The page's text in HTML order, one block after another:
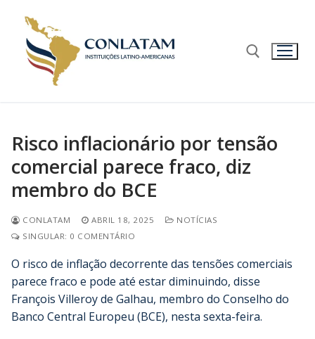
Risco inflacionário por tensão
comercial parece fraco, diz
membro do BCE
CONLATAM ABRIL 18, 2025
NOTÍCIAS
SINGULAR: 0 COMENTÁRIO
O risco de inflação decorrente das tensões comerciais
parece fraco e pode até estar diminuindo, disse
François Villeroy de Galhau, membro do Conselho do
Banco Central Europeu (BCE), nesta sexta-feira.